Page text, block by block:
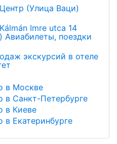
(Улица Ваци)
Imre utca 14
Авиабилеты, поездки
экскурсий в отеле
в Москве
в Санкт-Петербурге
в Киеве
в Екатеринбурге